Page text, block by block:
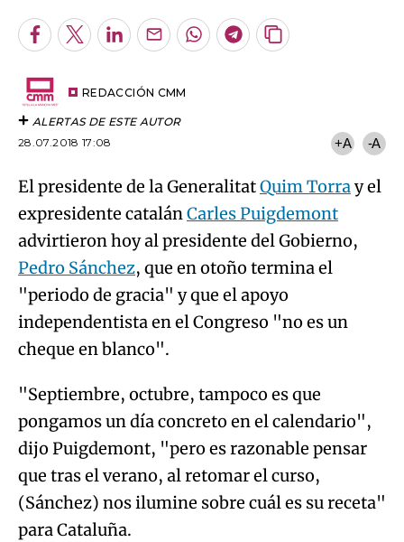
Facebook
TwitterLinkedInEnviarWhatsapp
Telegram
Copiar
REDACCIÓN CMM
ALERTAS DE ESTE AUTOR
28.07.2018 17:08
+A -A
El presidente de la GeneralitatQuim Torray el
expresidente catalánCarles Puigdemont
advirtieron hoy al presidente del Gobierno,
Pedro Sánchez, que en otoño termina el
"periodo de gracia" y que el apoyo
independentista en el Congreso "no es un
cheque en blanco".
"Septiembre, octubre, tampoco es que
pongamos un día concreto en el calendario",
dijo Puigdemont, "pero es razonable pensar
que tras el verano, al retomar el curso,
(Sánchez) nos ilumine sobre cuál es su receta"
para Cataluña.